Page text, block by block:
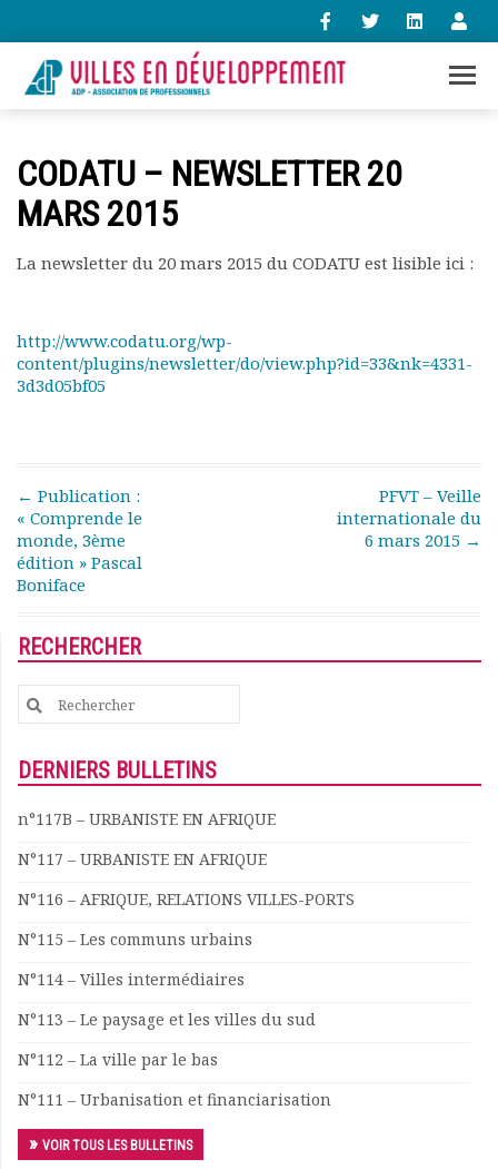
contact@villes-developpement.org
L’association
Le bureau
Statuts de l’association
Comptes rendus mensuels
Rapports moraux
Rapports financiers
Nous rejoindre
Le bulletin
Comité de rédaction
développement
Kiosk
Ressources
Nos actions
Podcast-AdP
Journées d’études
Concours vidéo
Nos partenaires
Evénements
Documents
Les adhérents
Offres d’emploi
Forum
Actualités
CODATU – NEWSLETTER 20
MARS 2015
La newsletter du 20 mars 2015 du CODATU est lisible ici :
http://www.codatu.org/wp-
content/plugins/newsletter/do/view.php?id=33&nk=4331-
3d3d05bf05
Post navigation
← Publication :
« Comprende le
monde, 3ème
édition » Pascal
Boniface
PFVT – Veille
internationale du
6 mars 2015 →
RECHERCHER
Search
for:
DERNIERS BULLETINS
n°117B – URBANISTE EN AFRIQUE
N°117 – URBANISTE EN AFRIQUE
N°116 – AFRIQUE, RELATIONS VILLES-PORTS
N°115 – Les communs urbains
N°114 – Villes intermédiaires
N°113 – Le paysage et les villes du sud
N°112 – La ville par le bas
N°111 – Urbanisation et financiarisation
VOIR TOUS LES BULLETINS